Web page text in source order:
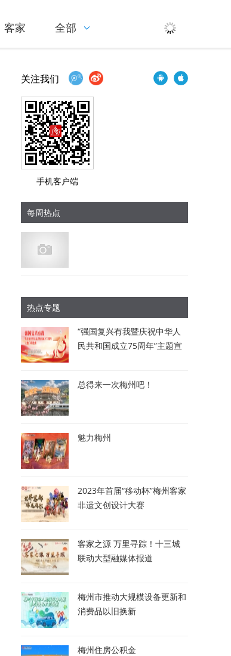
客家 全部
关注我们
手机客户端
每周热点
热点专题
“强国复兴有我暨庆祝中华人
民共和国成立75周年”主题宣
总得来一次梅州吧！
魅力梅州
2023年首届“移动杯”梅州客家
非遗文创设计大赛
客家之源 万里寻踪！十三城
联动大型融媒体报道
梅州市推动大规模设备更新和
消费品以旧换新
梅州住房公积金